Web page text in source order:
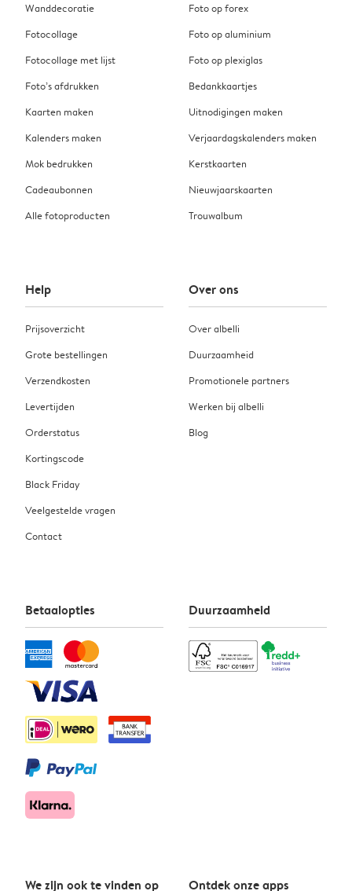
Wanddecoratie
Fotocollage
Fotocollage met lijst
Foto’s afdrukken
Kaarten maken
Kalenders maken
Mok bedrukken
Cadeaubonnen
Alle fotoproducten
Foto op forex
Foto op aluminium
Foto op plexiglas
Bedankkaartjes
Uitnodigingen maken
Verjaardagskalenders maken
Kerstkaarten
Nieuwjaarskaarten
Trouwalbum
Help
Prijsoverzicht
Grote bestellingen
Verzendkosten
Levertijden
Orderstatus
Kortingscode
Black Friday
Veelgestelde vragen
Contact
Over ons
Over albelli
Duurzaamheid
Promotionele partners
Werken bij albelli
Blog
Betaalopties Duurzaamheid
We zijn ook te vinden op Ontdek onze apps